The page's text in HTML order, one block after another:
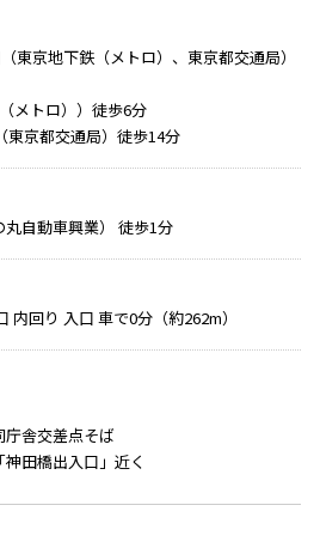
東京地下鉄（メトロ）、東京都交通局）
メトロ））徒歩6分
東京都交通局）徒歩14分
自動車興業） 徒歩1分
回り 入口 車で0分（約262m）
庁舎交差点そば
田橋出入口」近く